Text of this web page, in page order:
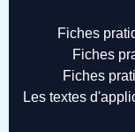
Fiches
Fiches
Fiches
Les textes